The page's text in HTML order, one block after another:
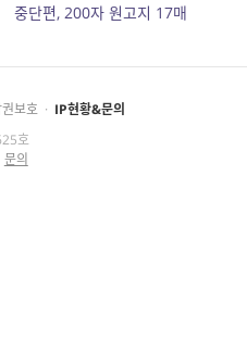
중단편, 200자 원고지 17매
보호 · IP현황&문의
호
문의